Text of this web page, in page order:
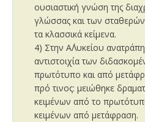
ουσιαστική γνώση της
γλώσσας και των
τα κλασσικά κείμενα.
4) Στην Α΄Λυκείου
αντιστοιχία των
πρωτότυπο και από
πρό τινος: μειώθηκε
κειμένων από το
κειμένων από μετάφραση.